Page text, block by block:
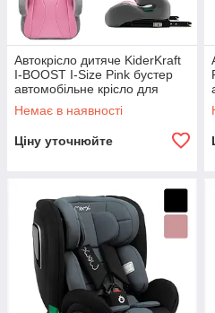
Автокрісло дитяче KiderKraft
I-BOOST I-Size Pink бустер
автомобільне крісло для
дітей R_2370
Немає в наявності
Ціну уточнюйте